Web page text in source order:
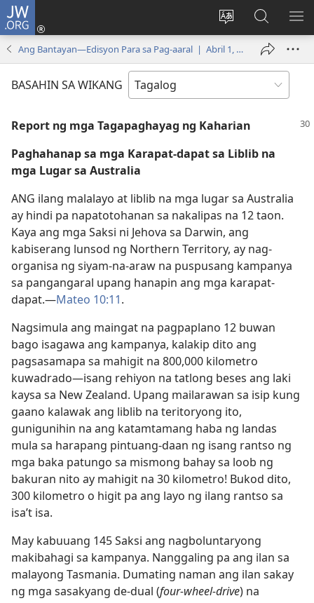
JW.ORG
Baguhin
ang
wika
ng
Mag-
log
In
(may
bubukas
window)
sa
JW.ORG
Ang Bantayan—Edisyon Para sa Pag-aaral | Abril 1, 2005
BASAHIN SA WIKANG
Report ng mga Tagapaghayag ng Kaharian
Paghahanap sa mga Karapat-dapat sa Liblib na
mga Lugar sa Australia
ANG ilang malalayo at liblib na mga lugar sa Australia
ay hindi pa napatotohanan sa nakalipas na 12 taon.
Kaya ang mga Saksi ni Jehova sa Darwin, ang
kabiserang lunsod ng Northern Territory, ay nag-
organisa ng siyam-na-araw na puspusang kampanya
sa pangangaral upang hanapin ang mga karapat-
dapat.​—Mateo 10:11.
Nagsimula ang maingat na pagpaplano 12 buwan
bago isagawa ang kampanya, kalakip dito ang
pagsasamapa sa mahigit na 800,000 kilometro
kuwadrado​—isang rehiyon na tatlong beses ang laki
kaysa sa New Zealand. Upang mailarawan sa isip kung
gaano kalawak ang liblib na teritoryong ito,
gunigunihin na ang katamtamang haba ng landas
mula sa harapang pintuang-daan ng isang rantso ng
mga baka patungo sa mismong bahay sa loob ng
bakuran nito ay mahigit na 30 kilometro! Bukod dito,
300 kilometro o higit pa ang layo ng ilang rantso sa
isa’t isa.
May kabuuang 145 Saksi ang nagboluntaryong
makibahagi sa kampanya. Nanggaling pa ang ilan sa
malayong Tasmania. Dumating naman ang ilan sakay
ng mga sasakyang de-dual (four-wheel-drive) na